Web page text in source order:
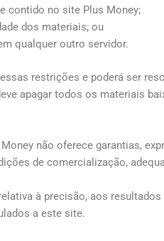
contido no site Plus Money;
dos materiais; ou
qualquer outro servidor.
restrições e poderá ser
apagar todos os materiais
não oferece garantias,
de comercialização,
à precisão, aos
a este site.